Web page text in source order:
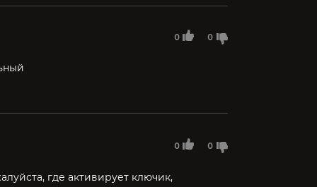
0 0
0 0
где активирует ключик,